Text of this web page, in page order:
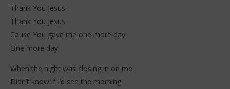
Thank You Jesus
Thank You Jesus
Cause You gave me one more day
One more day
When the night was closing in on me
Didn’t know if I’d see the morning